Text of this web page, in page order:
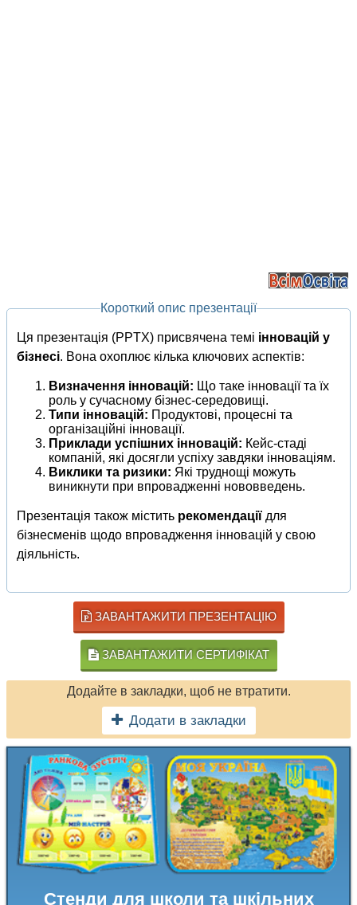
Короткий опис презентації
Ця презентація (PPTX) присвячена темі інновацій у
бізнесі. Вона охоплює кілька ключових аспектів:
Визначення інновацій: Що таке інновації та їх
роль у сучасному бізнес-середовищі.
Типи інновацій: Продуктові, процесні та
організаційні інновації.
Приклади успішних інновацій: Кейс-стаді
компаній, які досягли успіху завдяки інноваціям.
Виклики та ризики: Які труднощі можуть
виникнути при впровадженні нововведень.
Презентація також містить рекомендації для
бізнесменів щодо впровадження інновацій у свою
діяльність.
ЗАВАНТАЖИТИ ПРЕЗЕНТАЦІЮ
ЗАВАНТАЖИТИ СЕРТИФІКАТ
Додайте в закладки, щоб не втратити.
Додати в закладки
Стенди для школи та шкільних